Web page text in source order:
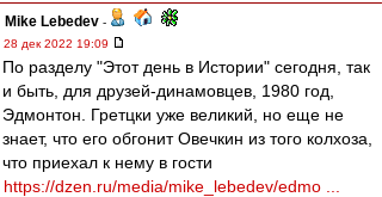
Mike Lebedev -
28 дек 2022 19:09
По разделу "Этот день в Истории" сегодня, так
и быть, для друзей-динамовцев, 1980 год,
Эдмонтон. Гретцки уже великий, но еще не
знает, что его обгонит Овечкин из того колхоза,
что приехал к нему в гости
https://dzen.ru/media/mike_lebedev/edmo ...